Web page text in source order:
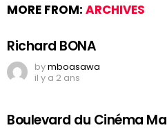
MORE FROM: ARCHIVES
Richard BONA
bymboasawa
il y a 2 ans
Boulevard du Cinéma